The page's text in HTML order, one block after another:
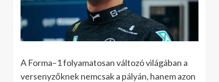
A Forma–1 folyamatosan változó világában a
versenyzőknek nemcsak a pályán, hanem azon